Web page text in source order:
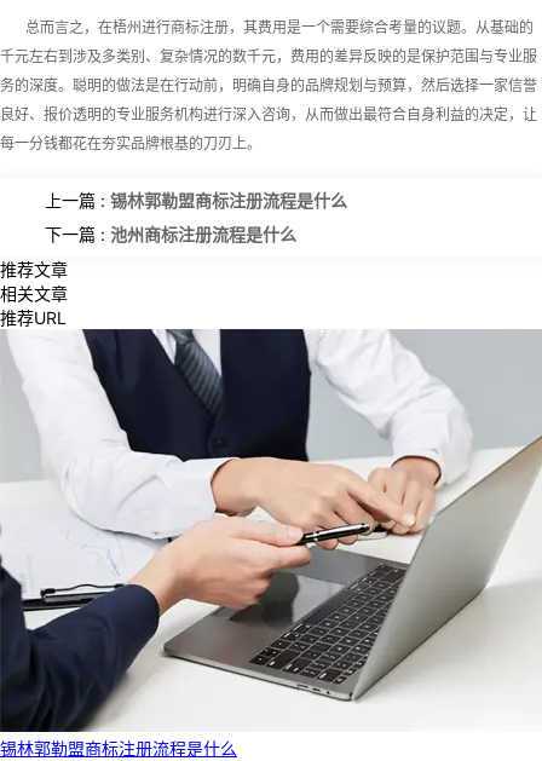
总而言之，在梧州进行商标注册，其费用是一个需要综合考量的议题。从基础的
千元左右到涉及多类别、复杂情况的数千元，费用的差异反映的是保护范围与专业服
务的深度。聪明的做法是在行动前，明确自身的品牌规划与预算，然后选择一家信誉
良好、报价透明的专业服务机构进行深入咨询，从而做出最符合自身利益的决定，让
每一分钱都花在夯实品牌根基的刀刃上。
上一篇 : 锡林郭勒盟商标注册流程是什么
下一篇 : 池州商标注册流程是什么
推荐文章
相关文章
推荐URL
锡林郭勒盟商标注册流程是什么